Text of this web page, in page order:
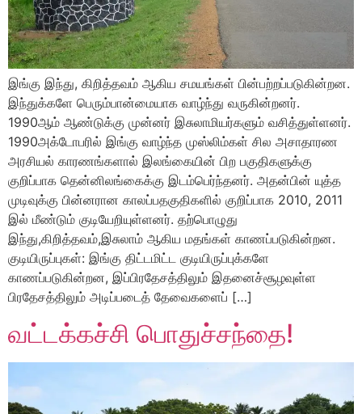
இங்கு இந்து, கிறித்தவம் ஆகிய சமயங்கள் பின்பற்றப்படுகின்றன.
இந்துக்களே பெரும்பான்மையாக வாழ்ந்து வருகின்றனர்.
1990ஆம் ஆண்டுக்கு முன்னர் இசுலாமியர்களும் வசித்துள்ளனர்.
1990அக்டோபரில் இங்கு வாழ்ந்த முஸ்லிம்கள் சில அசாதாரண
அரசியல் காரணங்களால் இலங்கையின் பிற பகுதிகளுக்கு
குறிப்பாக தென்னிலங்கைக்கு இடம்பெர்ந்தனர். அதன்பின் யுத்த
முடிவுக்கு பின்னரான காலப்பதகுதிகளில் குறிப்பாக 2010, 2011
இல் மீண்டும் குடியேறியுள்ளனர். தற்பொழுது
இந்து,கிறித்தவம்,இசுலாம் ஆகிய மதங்கள் காணப்படுகின்றன.
குடியிருப்புகள்: இங்கு திட்டமிட்ட குடியிருப்புக்களே
காணப்படுகின்றன, இப்பிரதேசத்திலும் இதனைச்சூழவுள்ள
பிரதேசத்திலும் அடிப்படைத் தேவைகளைப் […]
வட்டக்கச்சி பொதுச்சந்தை!